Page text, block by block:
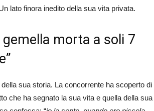
lato finora inedito della sua vita privata.
gemella morta a soli 7
della sua storia. La concorrente ha scoperto di
che ha segnato la sua vita e quella della sua